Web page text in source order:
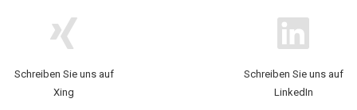
Schreiben Sie uns auf
Xing
Schreiben Sie uns auf
LinkedIn